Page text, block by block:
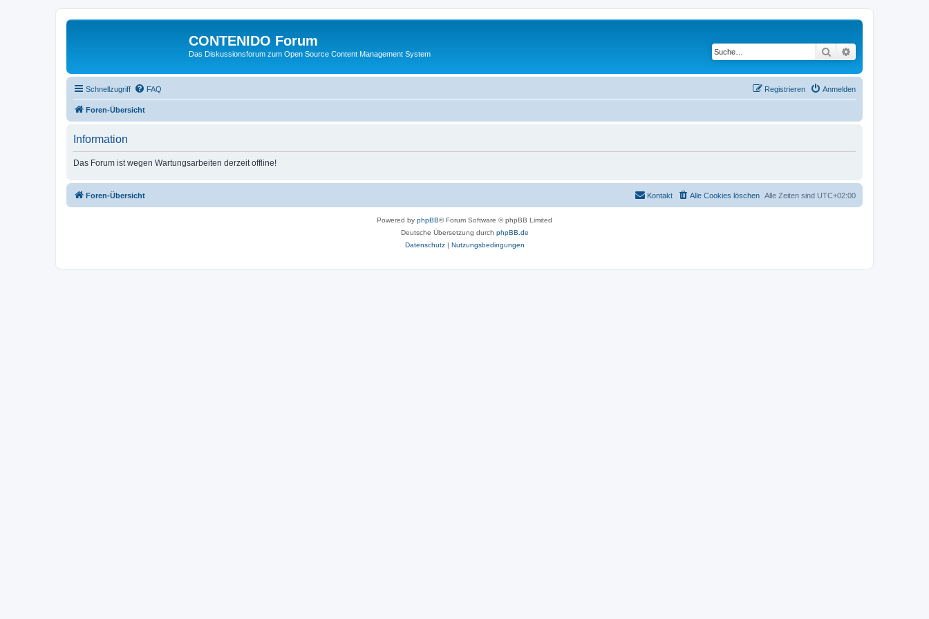
CONTENIDO Forum
Das Diskussionsforum zum Open Source Content Management System Suche
Schnellzugriff FAQ Anmelden
Registrieren
Foren-Übersicht
Information
Das Forum ist wegen Wartungsarbeiten derzeit offline!
Foren-Übersicht Alle Zeiten sind UTC+02:00
Alle Cookies löschen
Kontakt
Powered by phpBB® Forum Software © phpBB Limited
Deutsche Übersetzung durch phpBB.de
Datenschutz| Nutzungsbedingungen